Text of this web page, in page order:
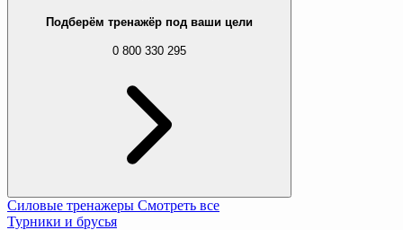
Подберём тренажёр под ваши цели
0 800 330 295
Силовые тренажеры Смотреть все
Турники и брусья